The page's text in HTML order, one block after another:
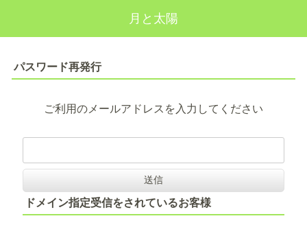
月と太陽
パスワード再発行
ご利用のメールアドレスを入力してください
ドメイン指定受信をされているお客様